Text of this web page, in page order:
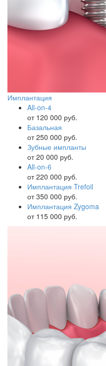
Имплантация
All-on-4
от 120 000 руб.
Базальная
от 250 000 руб.
Зубные импланты
от 20 000 руб.
All-on-6
от 220 000 руб.
Имплантация Trefoil
от 350 000 руб.
Имплантация Zygoma
от 115 000 руб.